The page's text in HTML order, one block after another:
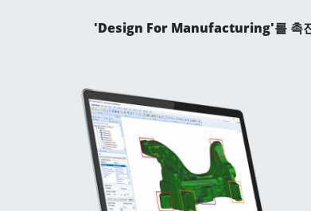
'Design For Manufacturing'를 촉